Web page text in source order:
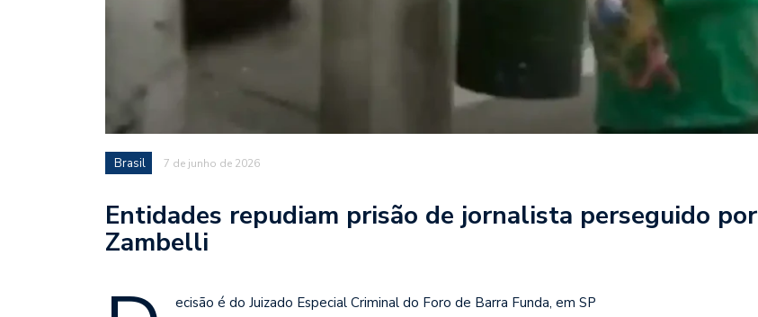
Brasil 7 de junho de 2026
Entidades repudiam prisão de jornalista perseguido por
Zambelli
ecisão é do Juizado Especial Criminal do Foro de Barra Funda, em SP